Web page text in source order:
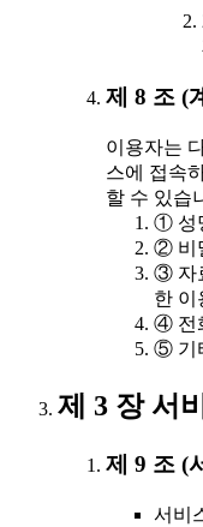
제 8 조 (
이용자는
스에 접속
할 수 있습
① 성
② 비
③ 자
한 이
④ 전
⑤ 기
제 3 장 서
제 9 조 (
서비